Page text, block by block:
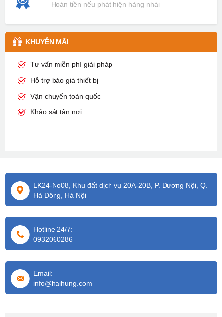
Hoàn tiền nếu phát hiện hàng nhái
KHUYỄN MÃI
Tư vấn miễn phí giải pháp
Hỗ trợ báo giá thiết bị
Vận chuyển toàn quốc
Khảo sát tận nơi
LK24-No08, Khu đất dịch vụ 20A-20B, P. Dương Nội, Q.
Hà Đông, Hà Nội
Hotline 24/7:
0932060286
Email:
info@haihung.com